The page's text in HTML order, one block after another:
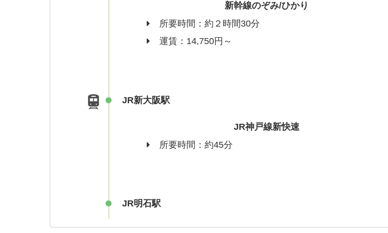
新幹線のぞみ/ひかり
所要時間：約２時間30分
運賃：14,750円～
JR新大阪駅
JR神戸線新快速
所要時間：約45分
JR明石駅